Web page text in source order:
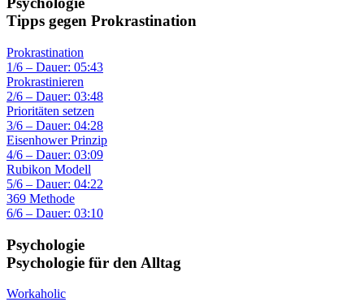
Tipps gegen Prokrastination
Prokrastination
1/6 – Dauer: 05:43
Prokrastinieren
2/6 – Dauer: 03:48
Prioritäten setzen
3/6 – Dauer: 04:28
Eisenhower Prinzip
4/6 – Dauer: 03:09
Rubikon Modell
5/6 – Dauer: 04:22
369 Methode
6/6 – Dauer: 03:10
Psychologie
Psychologie für den Alltag
Workaholic